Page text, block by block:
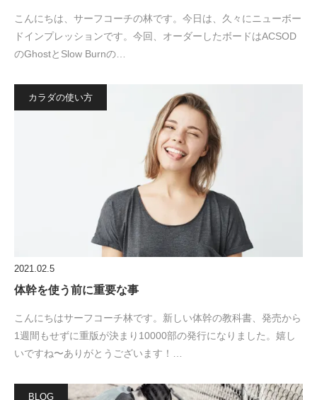
こんにちは、サーフコーチの林です。今日は、久々にニューボー
ドインプレッションです。今回、オーダーしたボードはACSOD
のGhostとSlow Burnの…
カラダの使い方
2021.02.5
体幹を使う前に重要な事
こんにちはサーフコーチ林です。新しい体幹の教科書、発売から
1週間もせずに重版が決まり10000部の発行になりました。嬉し
いですね〜ありがとうございます！…
BLOG